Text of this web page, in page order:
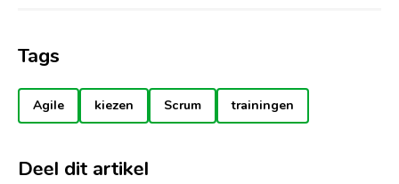
Tags
Agile kiezen Scrum trainingen
Deel dit artikel